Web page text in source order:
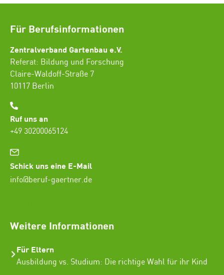
Für Berufsinformationen
Zentralverband Gartenbau e.V.
Referat: Bildung und Forschung
Claire-Waldoff-Straße 7
10117 Berlin
Ruf uns an
+49 30200065124
Schick uns eine E-Mail
info@beruf-gaertner.de
Weitere Informationen
Für Eltern
Ausbildung vs. Studium: Die richtige Wahl für ihr Kind